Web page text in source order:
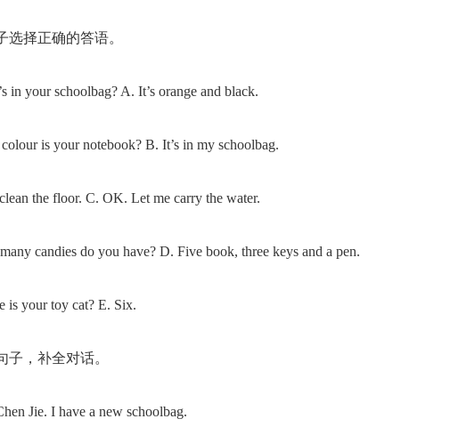
选择正确的答语。
in your schoolbag? A. It’s orange and black.
is your notebook? B. It’s in my schoolbag.
the floor. C. OK. Let me carry the water.
candies do you have? D. Five book, three keys and a pen.
is your toy cat? E. Six.
子，补全对话。
Jie. I have a new schoolbag.